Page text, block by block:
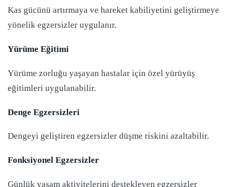
Kas gücünü artırmaya ve hareket kabiliyetini geliştirmeye
yönelik egzersizler uygulanır.
Yürüme Eğitimi
Yürüme zorluğu yaşayan hastalar için özel yürüyüş
eğitimleri uygulanabilir.
Denge Egzersizleri
Dengeyi geliştiren egzersizler düşme riskini azaltabilir.
Fonksiyonel Egzersizler
Günlük yaşam aktivitelerini destekleyen egzersizler